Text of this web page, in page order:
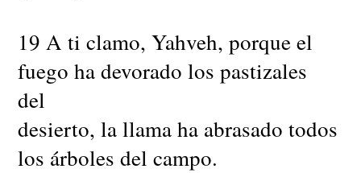
19 A ti clamo, Yahveh, porque el
fuego ha devorado los pastizales
del
desierto, la llama ha abrasado todos
los árboles del campo.